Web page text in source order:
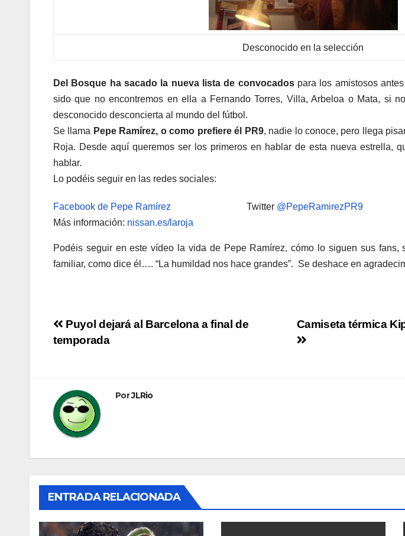
Desconocido en la selección
Del Bosque ha sacado la nueva lista de convocadospara los amistosos
sido que no encontremos en ella a Fernando Torres, Villa, Arbeloa o Mata, si
desconocido desconcierta al mundo del fútbol.
Se llama Pepe Ramírez, o como prefiere él PR9, nadie lo conoce, pero llega
Roja. Desde aquí queremos ser los primeros en hablar de esta nueva estrella,
hablar.
Lo podéis seguir en las redes sociales:
Facebook de Pepe Ramírez Twitter @PepeRamirezPR9
Más información: nissan.es/laroja
Podéis seguir en este vídeo la vida de Pepe Ramírez, cómo lo siguen sus fans,
familiar, como dice él…. “La humildad nos hace grandes”. Se deshace en
Navegación
de
Camiseta térmica
Puyol dejará al Barcelona a final de
temporada
PorJLRio
ENTRADA RELACIONADA